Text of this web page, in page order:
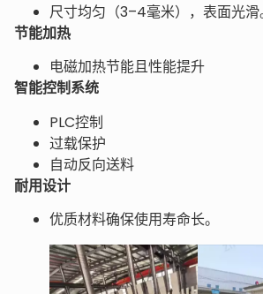
尺寸均匀（3–4毫米），表面光滑
节能加热
电磁加热节能且性能提升
智能控制系统
PLC控制
过载保护
自动反向送料
耐用设计
优质材料确保使用寿命长。